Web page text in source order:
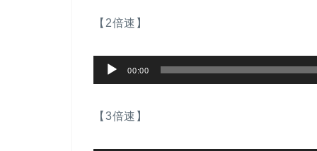
レ
【2倍速】
声
レ
00:00
【3倍速】